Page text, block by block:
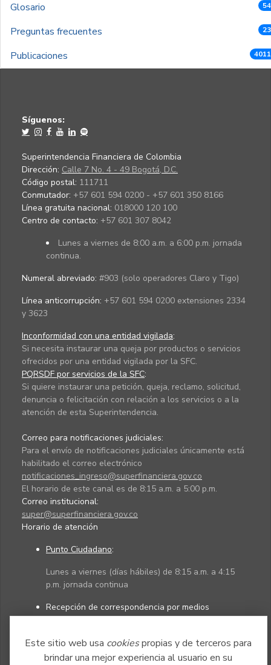
Este sitio web usa cookiespropias y de terceros para
brindar una mejor experiencia al usuario en su
Glosario
Preguntas frecuentes
Publicaciones
Síguenos:
Superintendencia Financiera de Colombia
Dirección: Calle 7 No. 4 - 49 Bogotá, D.C.
Código postal: 111711
Conmutador: +57 601 594 0200 - +57 601 350 8166
Línea gratuita nacional: 018000 120 100
Centro de contacto: +57 601 307 8042
Lunes a viernes de 8:00 a.m. a 6:00 p.m. jornada
continua.
Numeral abreviado: #903 (solo operadores Claro y Tigo)
Línea anticorrupción: +57 601 594 0200 extensiones 2334
y 3623
Inconformidad con una entidad vigilada:
Si necesita instaurar una queja por productos o servicios
ofrecidos por una entidad vigilada por la SFC.
PQRSDF por servicios de la SFC:
Si quiere instaurar una petición, queja, reclamo, solicitud,
denuncia o felicitación con relación a los servicios o a la
atención de esta Superintendencia.
Correo para notificaciones judiciales:
Para el envío de notificaciones judiciales únicamente está
habilitado el correo electrónico
notificaciones_ingreso@superfinanciera.gov.co
El horario de este canal es de 8:15 a.m. a 5:00 p.m.
Correo institucional:
super@superfinanciera.gov.co
Horario de atención
Punto Ciudadano:
Lunes a viernes (días hábiles) de 8:15 a.m. a 4:15
p.m. jornada continua
Recepción de correspondencia por medios
electrónicos:
Lunes a viernes (días hábiles) de 8:15 a.m. a 4:45
p.m. jornada continua